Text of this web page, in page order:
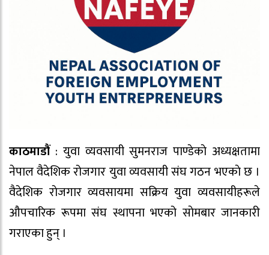
काठमाडौं: युवा व्यवसायी सुमनराज पाण्डेकाे अध्यक्षतामा
नेपाल वैदेशिक रोजगार युवा व्यवसायी संघ गठन भएकाे छ ।
वैदेशिक राेजगार व्यवसायमा सक्रिय युवा व्यवसायीहरूले
औपचारिक रूपमा संघ स्थापना भएको साेमबार जानकारी
गराएका हुन् ।